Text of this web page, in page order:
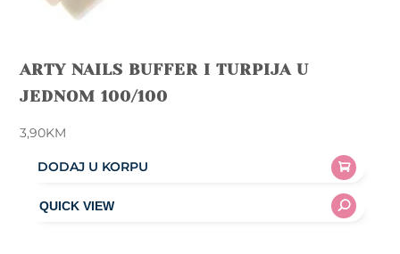
ARTY NAILS BUFFER I TURPIJA U
JEDNOM 100/100
3,90KM
DODAJ U KORPU